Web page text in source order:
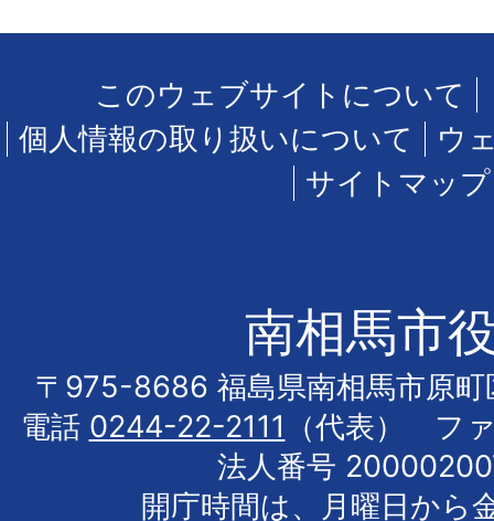
このウェブサイトについて
個人情報の取り扱いについて
ウ
サイトマップ
南相馬市
〒975-8686 福島県南相馬市原町
電話 0244-22-2111
（代表） フ
法人番号
開庁時間は、月曜日から